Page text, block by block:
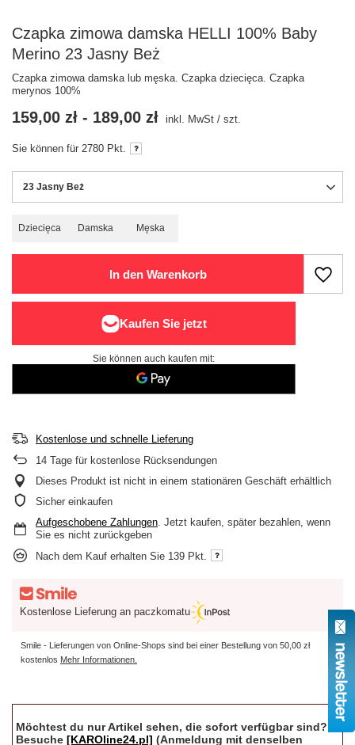
Czapka zimowa damska HELLI 100% Baby
Merino 23 Jasny Beż
Czapka zimowa damska lub męska. Czapka dziecięca. Czapka
merynos 100%
23 Jasny Beż
Dziecięca Damska Męska
159,00 zł - 189,00 zł inkl. MwSt / szt.
Sie können für 2780 Pkt.
In den Warenkorb
Sie können auch kaufen mit:
Kostenlose und schnelle Lieferung
14 Tage für kostenlose Rücksendungen
Dieses Produkt ist nicht in einem stationären Geschäft erhältlich
Sicher einkaufen
Aufgeschobene Zahlungen. Jetzt kaufen, später bezahlen, wenn
Sie es nicht zurückgeben
Nach dem Kauf erhalten Sie 139 Pkt.
Kostenlose Lieferung an paczkomatu
Smile - Lieferungen von Online-Shops sind bei einer Bestellung von 50,00 zł
kostenlos Mehr Informationen.
Möchtest du nur Artikel sehen, die sofort verfügbar sind?
Besuche [KAROline24.pl] (Anmeldung mit denselben